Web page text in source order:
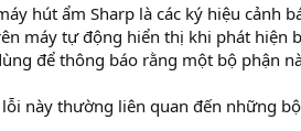
hút ẩm Sharp là các ký hiệu cảnh
máy tự động hiển thị khi phát hiện
để thông báo rằng một bộ phận
lỗi này thường liên quan đến những